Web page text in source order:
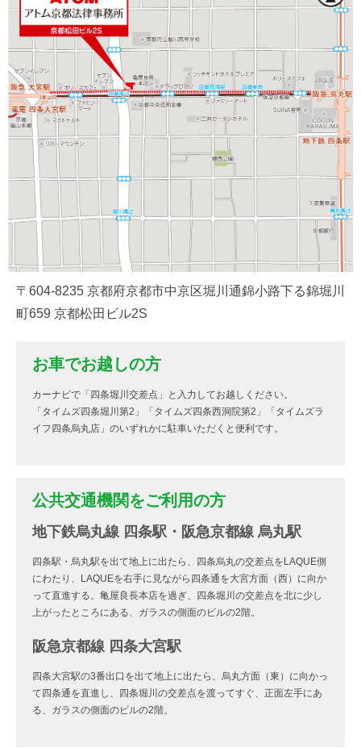
〒604-8235 京都府京都市中京区堀川通錦小路下る錦堀川
町659 京都松田ビル2S
お車でお越しの方
カーナビで「四条堀川交差点」と入力してお越しください。
「タイムズ四条堀川第2」「タイムズ四条西洞院第2」「タイムズラ
イフ四条烏丸店」のいずれかに駐車いただくと便利です。
公共交通機関をご利用の方
地下鉄烏丸線 四条駅・阪急京都線 烏丸駅
四条駅・烏丸駅を出て地上に出たら、四条烏丸の交差点をLAQUE側
にわたり、LAQUEを右手に見ながら四条通を大宮方面（西）に向か
って直進する。亀屋良長本店を過ぎ、四条堀川の交差点を北に少し
上がったところにある、ガラスの側面のビルの2階。
阪急京都線 四条大宮駅
四条大宮駅の3番出口を出て地上に出たら、烏丸方面（東）に向かっ
て四条通を直進し、四条堀川の交差点を渡ってすぐ、正面左手にあ
る、ガラスの側面のビルの2階。